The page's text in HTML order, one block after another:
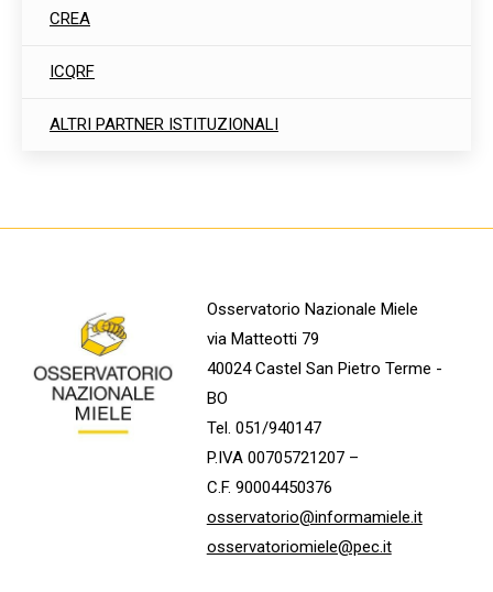
CREA
ICQRF
ALTRI PARTNER ISTITUZIONALI
Osservatorio Nazionale Miele
via Matteotti 79
40024 Castel San Pietro Terme -
BO
Tel. 051/940147
P.IVA 00705721207 –
C.F. 90004450376
osservatorio@informamiele.it
osservatoriomiele@pec.it